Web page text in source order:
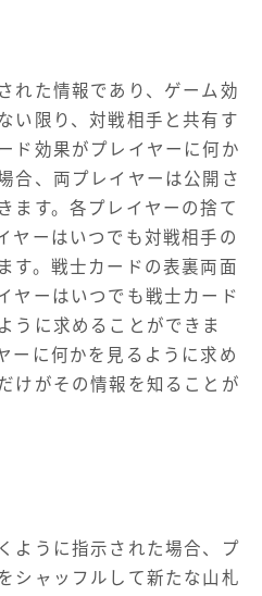
れた情報であり、ゲーム効
い限り、対戦相手と共有す
ド効果がプレイヤーに何か
合、両プレイヤーは公開さ
ます。各プレイヤーの捨て
ヤーはいつでも対戦相手の
す。戦士カードの表裏両面
ヤーはいつでも戦士カード
うに求めることができま
ーに何かを見るように求め
けがその情報を知ることが
ように指示された場合、プ
シャッフルして新たな山札